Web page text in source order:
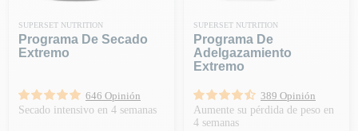
SUPERSET NUTRITION
Programa De Secado
Extremo
646 Opinión
Secado intensivo en 4 semanas
SUPERSET NUTRITION
Programa De
Adelgazamiento
Extremo
389 Opinión
Aumente su pérdida de peso en
4 semanas